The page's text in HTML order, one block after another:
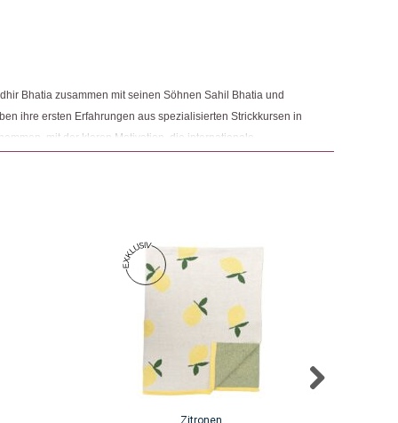
Bhatia zusammen mit seinen Söhnen Sahil Bhatia und
ihre ersten Erfahrungen aus spezialisierten Strickkursen in
mit der klaren Motivation, die internationale
zu bedienen. Das Unternehmen ist sich seiner
Zitronen